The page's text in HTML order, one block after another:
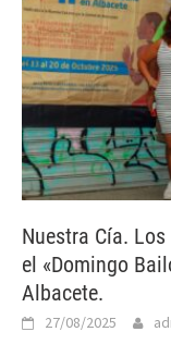
Nuestra Cía.
el «Domingo
Albacete.
27/08/2025